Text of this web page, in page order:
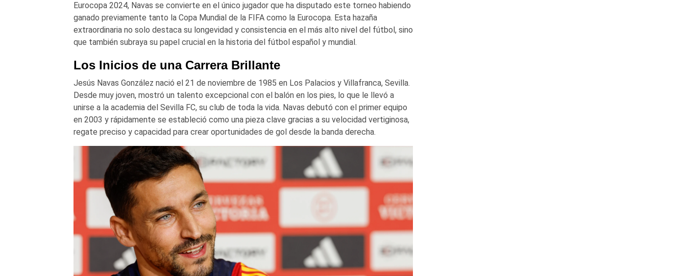
Eurocopa 2024, Navas se convierte en el único jugador que ha disputado este torneo habiendo
ganado previamente tanto la Copa Mundial de la FIFA como la Eurocopa. Esta hazaña
extraordinaria no solo destaca su longevidad y consistencia en el más alto nivel del fútbol, sino
que también subraya su papel crucial en la historia del fútbol español y mundial.
Los Inicios de una Carrera Brillante
Jesús Navas González nació el 21 de noviembre de 1985 en Los Palacios y Villafranca, Sevilla.
Desde muy joven, mostró un talento excepcional con el balón en los pies, lo que le llevó a
unirse a la academia del Sevilla FC, su club de toda la vida. Navas debutó con el primer equipo
en 2003 y rápidamente se estableció como una pieza clave gracias a su velocidad vertiginosa,
regate preciso y capacidad para crear oportunidades de gol desde la banda derecha.